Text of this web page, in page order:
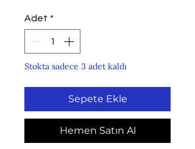
Adet *
Stokta sadece 3 adet kaldı
Sepete Ekle
Hemen Satın Al